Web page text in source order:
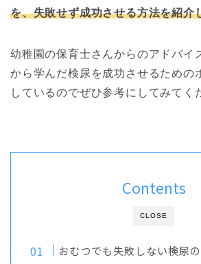
を、失敗せず成功させる方法を紹介
幼稚園の保育士さんからのアドバイ
から学んだ検尿を成功させるための
しているのでぜひ参考にしてみてく
CLOSE
Contents
おむつでも失敗しない検尿